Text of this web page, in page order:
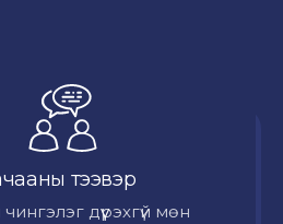
тээвэр
дүүрэхгүй мөн